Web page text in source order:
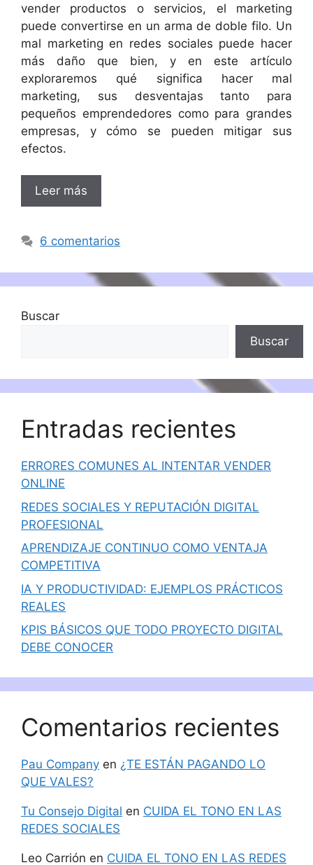
vender productos o servicios, el marketing
puede convertirse en un arma de doble filo. Un
mal marketing en redes sociales puede hacer
más daño que bien, y en este artículo
exploraremos qué significa hacer mal
marketing, sus desventajas tanto para
pequeños emprendedores como para grandes
empresas, y cómo se pueden mitigar sus
efectos.
Leer más
6 comentarios
Buscar
Buscar
Entradas recientes
ERRORES COMUNES AL INTENTAR VENDER
ONLINE
REDES SOCIALES Y REPUTACIÓN DIGITAL
PROFESIONAL
APRENDIZAJE CONTINUO COMO VENTAJA
COMPETITIVA
IA Y PRODUCTIVIDAD: EJEMPLOS PRÁCTICOS
REALES
KPIS BÁSICOS QUE TODO PROYECTO DIGITAL
DEBE CONOCER
Comentarios recientes
Pau Company en ¿TE ESTÁN PAGANDO LO
QUE VALES?
Tu Consejo Digital en CUIDA EL TONO EN LAS
REDES SOCIALES
Leo Carrión en CUIDA EL TONO EN LAS REDES